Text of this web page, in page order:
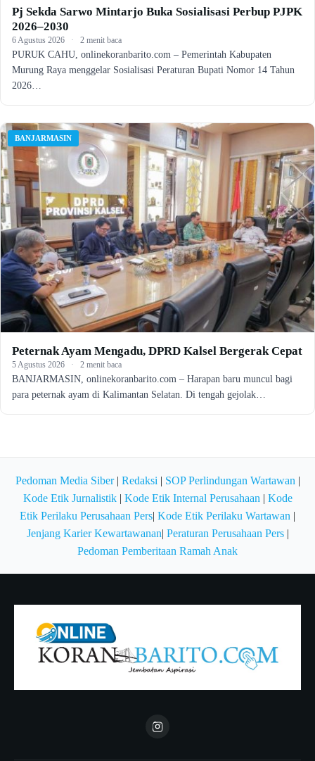
Pj Sekda Sarwo Mintarjo Buka Sosialisasi Perbup PJPK
2026–2030
6 Agustus 2026 · 2 menit baca
PURUK CAHU, onlinekoranbarito.com – Pemerintah Kabupaten
Murung Raya menggelar Sosialisasi Peraturan Bupati Nomor 14 Tahun
2026…
BANJARMASIN
Peternak Ayam Mengadu, DPRD Kalsel Bergerak Cepat
5 Agustus 2026 · 2 menit baca
BANJARMASIN, onlinekoranbarito.com – Harapan baru muncul bagi
para peternak ayam di Kalimantan Selatan. Di tengah gejolak…
Pedoman Media Siber| Redaksi | SOP Perlindungan Wartawan |
Kode Etik Jurnalistik| Kode Etik Internal Perusahaan | Kode
Etik Perilaku Perusahaan Pers| Kode Etik Perilaku Wartawan |
Jenjang Karier Kewartawanan| Peraturan Perusahaan Pers|
Pedoman Pemberitaan Ramah Anak